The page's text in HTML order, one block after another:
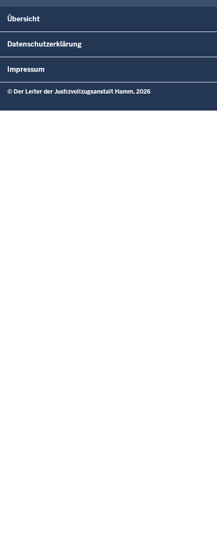
Übersicht
Datenschutzerklärung
Impressum
© Der Leiter der Justizvollzugsanstalt Hamm, 2026